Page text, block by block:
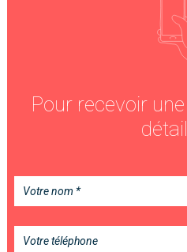
Pour recevoir